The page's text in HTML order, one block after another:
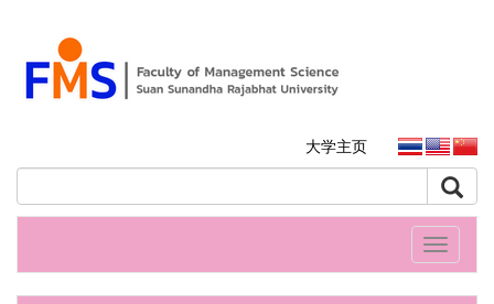
大学主页
Toggle